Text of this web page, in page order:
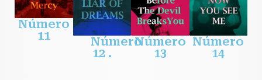
Número
11
Número
12 .
Número
13
Número
14